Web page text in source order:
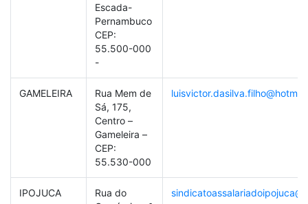
Escada-
Pernambuco
CEP:
55.500-000
-
GAMELEIRA
Rua Mem de
Sá, 175,
Centro –
Gameleira –
CEP:
55.530-000
IPOJUCA
Rua do